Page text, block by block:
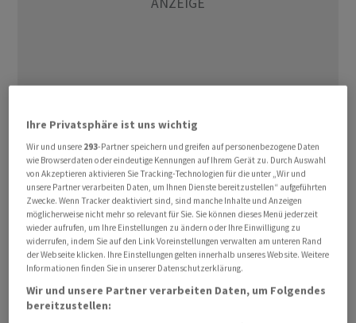
In den zwölf Monaten bis Ende September sollen
insgesamt eigene Anteile für bis zu drei Milliarden Euro
zurückgekauft werden. Dies ist wiederum Teil eines
sechs Milliarden Euro schweren
Aktienrückkaufprogramms, das bis Ende des
Geschäftsjahres 2027/28 läuft.
Die Geschäfte laufen derzeit bei dem Konzern rund, der
bereits Ende April dank einer robusten Nachfrage
Ihre Privatsphäre ist uns wichtig
Wir und unsere 293-Partner speichern und greifen auf personenbezogene Daten
wie Browserdaten oder eindeutige Kennungen auf Ihrem Gerät zu. Durch Auswahl
von Akzeptieren aktivieren Sie Tracking-Technologien für die unter „Wir und
unsere Partner verarbeiten Daten, um Ihnen Dienste bereitzustellen“ aufgeführten
Zwecke. Wenn Tracker deaktiviert sind, sind manche Inhalte und Anzeigen
möglicherweise nicht mehr so relevant für Sie. Sie können dieses Menü jederzeit
wieder aufrufen, um Ihre Einstellungen zu ändern oder Ihre Einwilligung zu
widerrufen, indem Sie auf den Link Voreinstellungen verwalten am unteren Rand
der Webseite klicken. Ihre Einstellungen gelten innerhalb unseres Website. Weitere
Informationen finden Sie in unserer Datenschutzerklärung.
Wir und unsere Partner verarbeiten Daten, um Folgendes
bereitzustellen: